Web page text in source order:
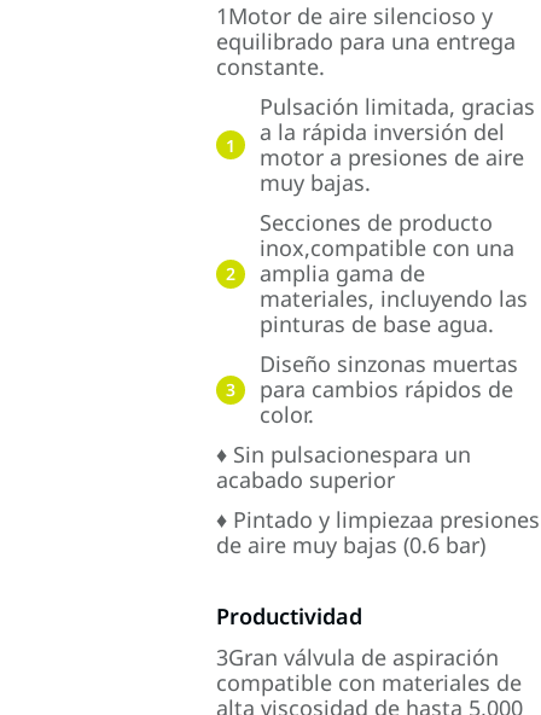
1Motor de aire silencioso y
equilibrado para una entrega
constante.
1
Pulsación limitada, gracias
a la rápida inversión del
motor a presiones de aire
muy bajas.
2
Secciones de producto
inox,compatible con una
amplia gama de
materiales, incluyendo las
pinturas de base agua.
3
Diseño sinzonas muertas
para cambios rápidos de
color.
♦ Sin pulsacionespara un
acabado superior
♦ Pintado y limpiezaa presiones
de aire muy bajas (0.6 bar)
Productividad
3Gran válvula de aspiración
compatible con materiales de
alta viscosidad de hasta 5,000